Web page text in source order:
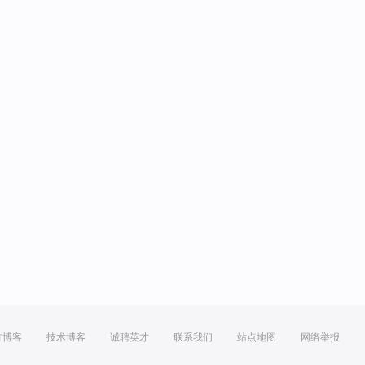
博客 技术博客 诚聘英才 联系我们 站点地图 网络举报